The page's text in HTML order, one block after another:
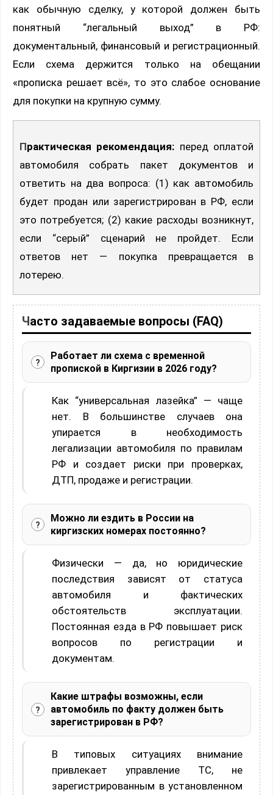
как обычную сделку, у которой должен быть
понятный “легальный выход” в РФ:
документальный, финансовый и регистрационный.
Если схема держится только на обещании
«прописка решает всё», то это слабое основание
для покупки на крупную сумму.
Практическая рекомендация: перед оплатой
автомобиля собрать пакет документов и
ответить на два вопроса: (1) как автомобиль
будет продан или зарегистрирован в РФ, если
это потребуется; (2) какие расходы возникнут,
если “серый” сценарий не пройдет. Если
ответов нет — покупка превращается в
лотерею.
Часто задаваемые вопросы (FAQ)
Работает ли схема с временной
пропиской в Киргизии в 2026 году?
Как “универсальная лазейка” — чаще
нет. В большинстве случаев она
упирается в необходимость
легализации автомобиля по правилам
РФ и создает риски при проверках,
ДТП, продаже и регистрации.
Можно ли ездить в России на
киргизских номерах постоянно?
Физически — да, но юридические
последствия зависят от статуса
автомобиля и фактических
обстоятельств эксплуатации.
Постоянная езда в РФ повышает риск
вопросов по регистрации и
документам.
Какие штрафы возможны, если
автомобиль по факту должен быть
зарегистрирован в РФ?
В типовых ситуациях внимание
привлекает управление ТС, не
зарегистрированным в установленном